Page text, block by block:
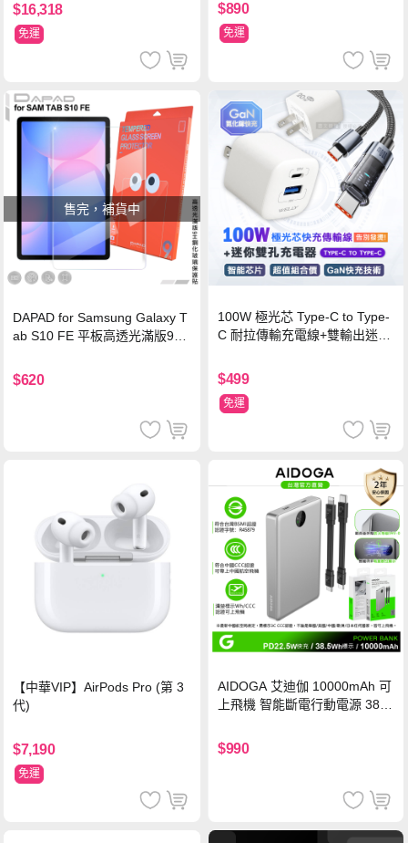
$16,318
免運
$890
免運
售完，補貨中
DAPAD for Samsung Galaxy T
ab S10 FE 平板高透光滿版9H
$620
100W 極光芯 Type-C to Type-
C 耐拉傳輸充電線+雙輸出迷你
$499
免運
【中華VIP】AirPods Pro (第 3
代)
$7,190
免運
AIDOGA 艾迪伽 10000mAh 可
上飛機 智能斷電行動電源 38.5
灣BSMI/中國CCC/歐美CE/FCC
認證
$990